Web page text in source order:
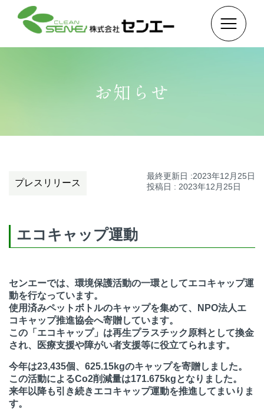
お知らせ
プレスリリース
最終更新日 :2023年12月25日
投稿日 : 2023年12月25日
エコキャップ運動
センエーでは、環境保護活動の一環としてエコキャップ運
動を行なっています。
使用済みペットボトルのキャップを集めて、NPO法人エ
コキャップ推進協会へ寄贈しています。
この「エコキャップ」は再生プラスチック原料として換金
され、医療支援や障がい者支援等に役立てられます。
今年は23,435個、625.15kgのキャップを寄贈しました。
この活動によるCo2削減量は171.675kgとなりました。
来年以降も引き続きエコキャップ運動を推進してまいりま
す。